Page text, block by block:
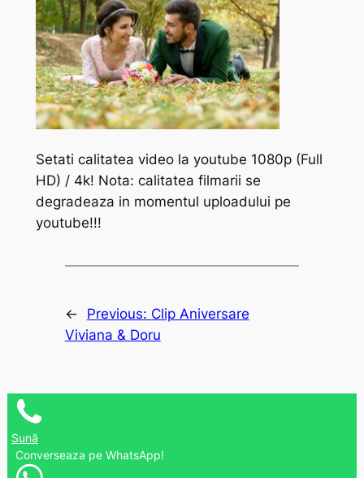
Setati calitatea video la youtube 1080p (Full
HD) / 4k! Nota: calitatea filmarii se
degradeaza in momentul uploadului pe
youtube!!!
← Previous: Clip Aniversare
Viviana & Doru
Sună
Converseaza pe WhatsApp!